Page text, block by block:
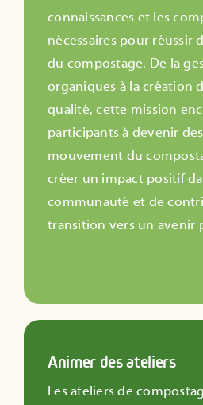
connaissances et les
nécessaires pour réussir
du compostage. De la
organiques à la création
qualité, cette mission
participants à devenir
mouvement du
créer un impact positif
communauté et de
transition vers un avenir
Animer des ateliers
Les ateliers de